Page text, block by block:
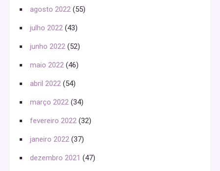
agosto 2022 (55)
julho 2022 (43)
junho 2022 (52)
maio 2022 (46)
abril 2022 (54)
março 2022 (34)
fevereiro 2022 (32)
janeiro 2022 (37)
dezembro 2021 (47)